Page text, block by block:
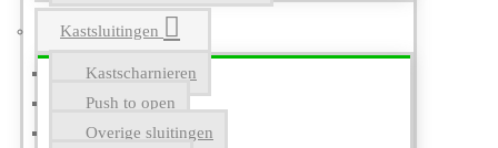
Kastsluitingen
Kastscharnieren
Push to open
Overige sluitingen